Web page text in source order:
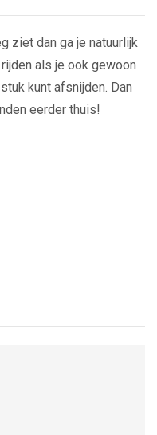
ziet dan ga je natuurlijk
als je ook gewoon
kunt afsnijden. Dan
eerder thuis!